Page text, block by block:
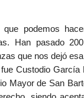
podemos
Han pasado
que nos dejó
Custodio García
Mayor de San